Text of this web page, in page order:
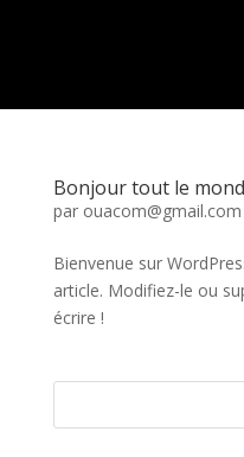
Bonjour tout le
par ouacom@gmail.com
Bienvenue sur
article. Modifiez-le ou
écrire !